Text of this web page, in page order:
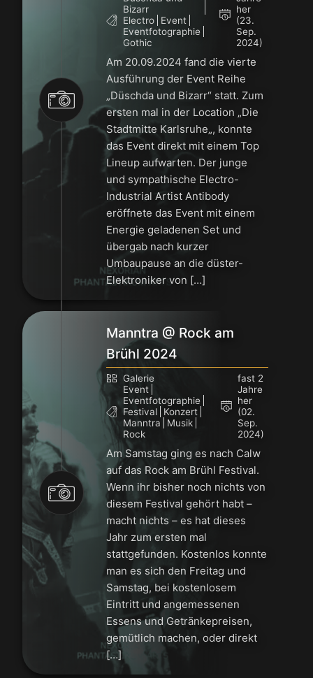
Bizarr
Electro
Event
Eventfotographie
Gothic
her
(23.
Sep.
2024)
Am 20.09.2024 fand die vierte
Ausführung der Event Reihe
„Düschda und Bizarr“ statt. Zum
ersten mal in der Location „Die
Stadtmitte Karlsruhe„, konnte
das Event direkt mit einem Top
Lineup aufwarten. Der junge
und sympathische Electro-
Industrial Artist Antibody
eröffnete das Event mit einem
Energie geladenen Set und
übergab nach kurzer
Umbaupause an die düster-
Elektroniker von […]
Manntra @ Rock am
Brühl 2024
Galerie
Event
Eventfotographie
Festival
Konzert
Manntra
Musik
Rock
fast 2
Jahre
her
(02.
Sep.
2024)
Am Samstag ging es nach Calw
auf das Rock am Brühl Festival.
Wenn ihr bisher noch nichts von
diesem Festival gehört habt –
macht nichts – es hat dieses
Jahr zum ersten mal
stattgefunden. Kostenlos konnte
man es sich den Freitag und
Samstag, bei kostenlosem
Eintritt und angemessenen
Essens und Getränkepreisen,
gemütlich machen, oder direkt
[…]